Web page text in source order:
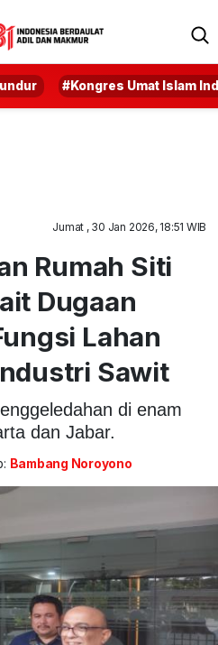
#Kongres Umat Islam
Jumat , 30 Jan 2026, 18:51 WIB
Rumah Siti
Dugaan
Lahan
Sawit
di enam
dan Jabar.
Bambang Noroyono